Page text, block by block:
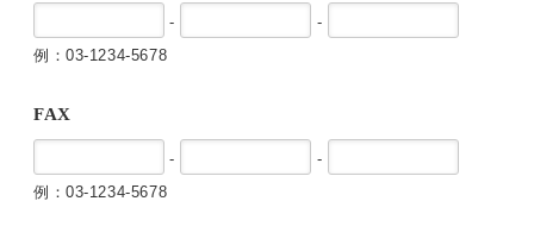
-
-
例：03-1234-5678
FAX
-
-
例：03-1234-5678